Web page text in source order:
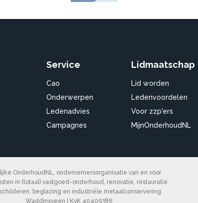
Service
Cao
Onderwerpen
Ledenadvies
Campagnes
Lidmaatschap
Lid worden
Ledenvoordelen
Voor zzp'ers
MijnOnderhoudNL
OnderhoudNL, ondernemersorganisatie van en voor
in (totaal) vastgoed-onderhoud, renovatie, restauratie,
beglazing en industriële metaalconservering.
Waddinxveen | KvK 40409386